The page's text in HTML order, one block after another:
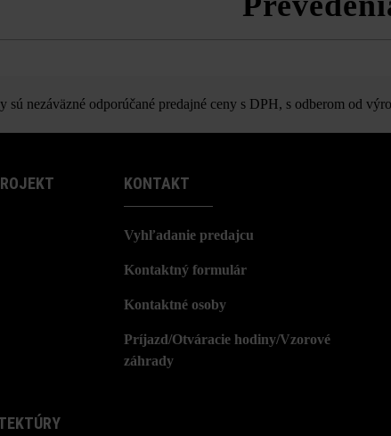
sú nezáväzné odporúčané predajné ceny s DPH, s odberom od
KONTAKT
Vyhľadanie predajcu
Kontaktný formulár
Kontaktné osoby
Príjazd/Otváracie hodiny/Vzorové
záhrady